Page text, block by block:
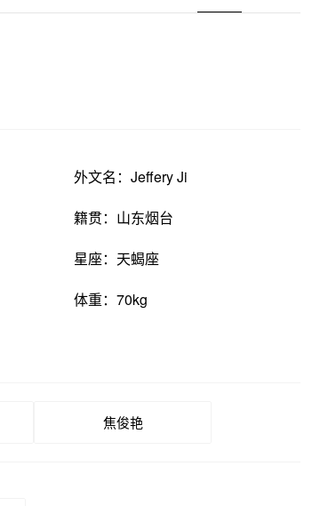
外文名：Jeffery Ji
籍贯：山东烟台
星座：天蝎座
体重：70kg
焦俊艳